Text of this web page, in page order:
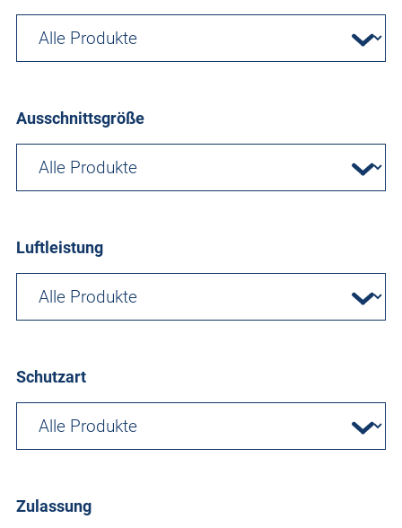
Ausschnittsgröße
Luftleistung
Schutzart
Zulassung